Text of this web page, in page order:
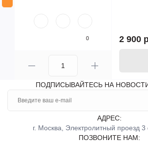
0 2 900
ПОДПИСЫВАЙТЕСЬ НА
АДРЕС:
г. Москва, Электролитный проезд 3
ПОЗВОНИТЕ НАМ: